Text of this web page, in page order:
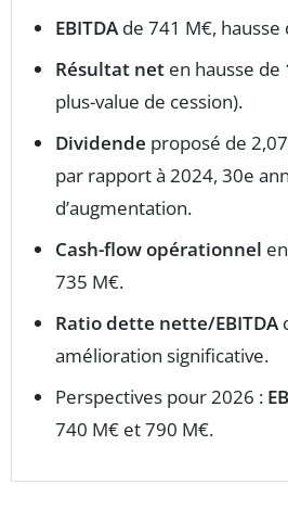
EBITDA de 741 M€, hausse
Résultat net en hausse de
plus-value de cession).
Dividende proposé de
par rapport à 2024, 30e
d’augmentation.
Cash-flow opérationnel
735 M€.
Ratio dette nette/EBITDA
amélioration significative.
Perspectives pour 2026 :
740 M€ et 790 M€.